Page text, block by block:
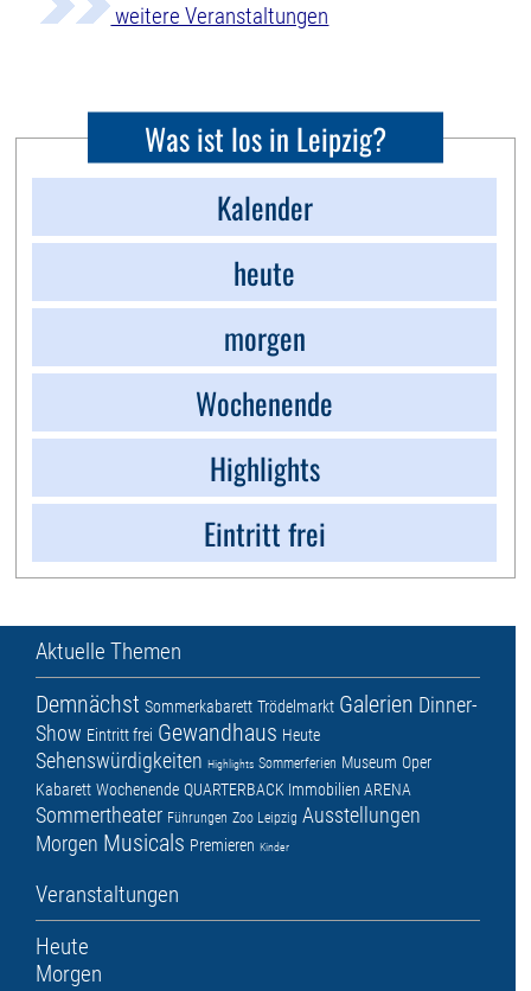
weitere Veranstaltungen
Was ist los in Leipzig?
Kalender
heute
morgen
Wochenende
Highlights
Eintritt frei
Aktuelle Themen
Demnächst Sommerkabarett Trödelmarkt Galerien Dinner-
Show Eintritt frei Gewandhaus Heute
Sehenswürdigkeiten Highlights Sommerferien Museum Oper
Kabarett Wochenende QUARTERBACK Immobilien ARENA
Sommertheater Führungen Zoo Leipzig Ausstellungen
Morgen Musicals Premieren Kinder
Veranstaltungen
Heute
Morgen